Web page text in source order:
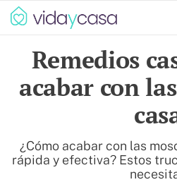
Remedios
acabar con
¿Cómo acabar con las
rápida y efectiva? Estos